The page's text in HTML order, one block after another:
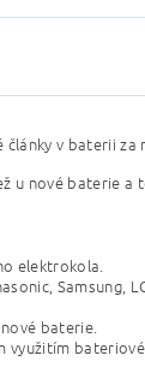
v baterii
u nové baterie a
elektrokola.
Samsung,
baterie.
využitím